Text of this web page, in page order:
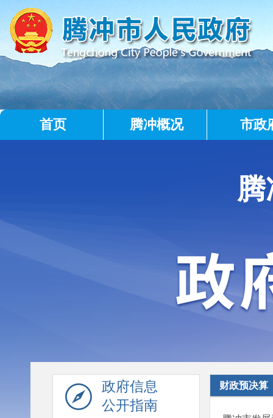
首页 腾冲概况 市政
政府信息
公开指南
财政预决算